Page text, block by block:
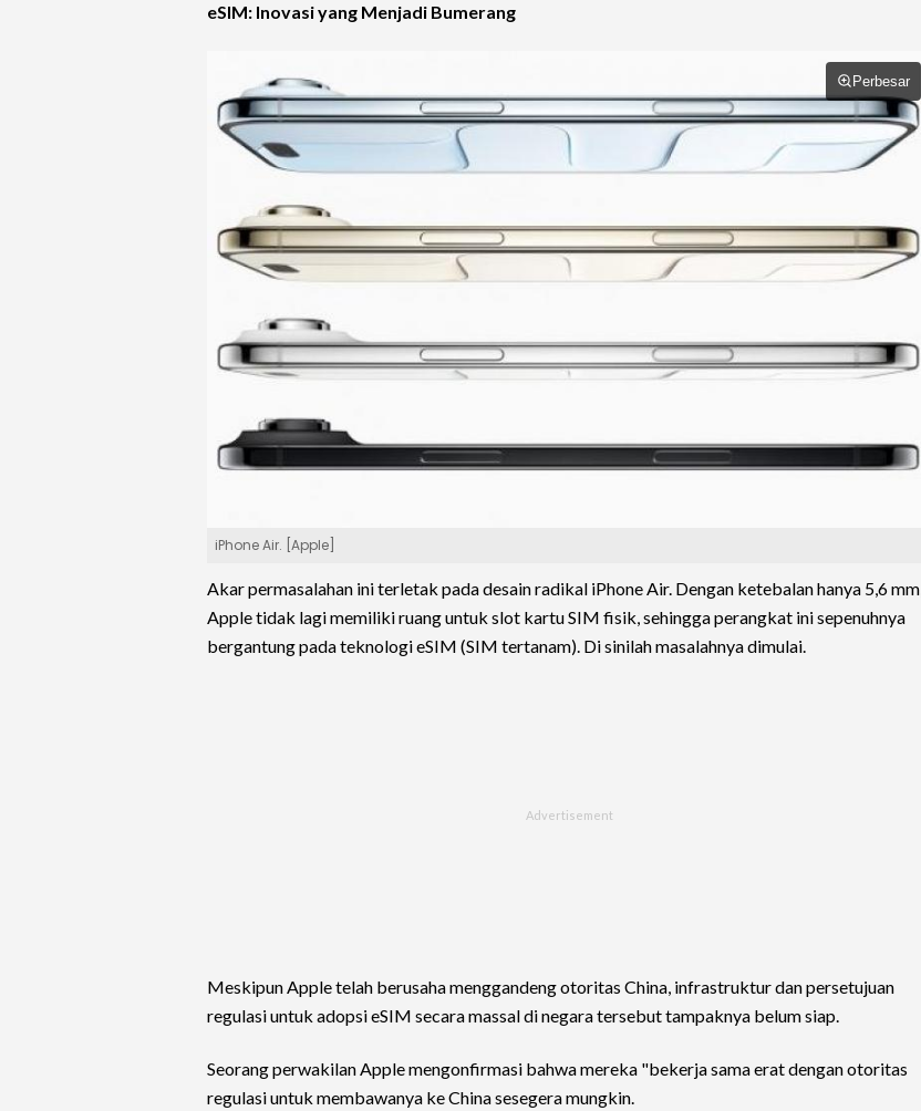
eSIM: Inovasi yang Menjadi Bumerang
Perbesar
iPhone Air. [Apple]
Akar permasalahan ini terletak pada desain radikal iPhone Air. Dengan ketebalan hanya 5,6 mm,
Apple tidak lagi memiliki ruang untuk slot kartu SIM fisik, sehingga perangkat ini sepenuhnya
bergantung pada teknologi eSIM (SIM tertanam). Di sinilah masalahnya dimulai.
Meskipun Apple telah berusaha menggandeng otoritas China, infrastruktur dan persetujuan
regulasi untuk adopsi eSIM secara massal di negara tersebut tampaknya belum siap.
Seorang perwakilan Apple mengonfirmasi bahwa mereka "bekerja sama erat dengan otoritas
regulasi untuk membawanya ke China sesegera mungkin.